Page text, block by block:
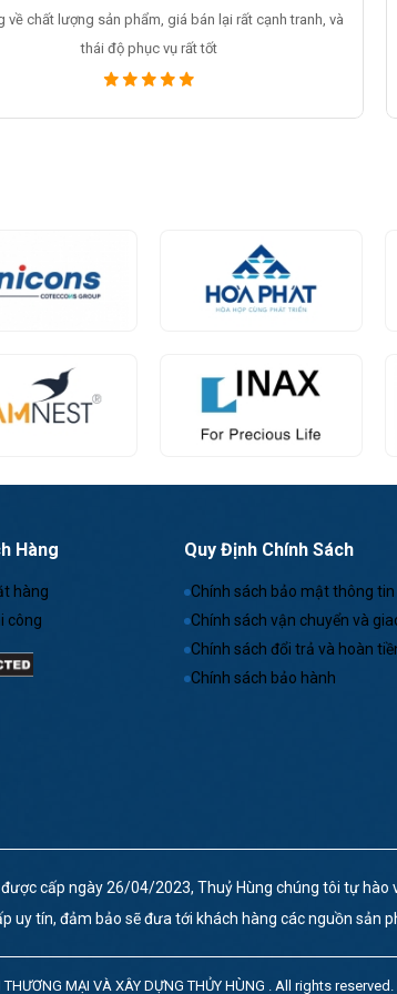
sự rất hài lòng về chất lượng sản phẩm và chất lượng
dịch vụ, thái độ phục vụ khách hàng là rất tốt
Hàng
hàng
công
Quy Định Chính Sách
Chính sách bảo mật thông tin
Chính sách vận chuyển và
Chính sách đổi trả và hoàn
Chính sách bảo hành
được cấp ngày 26/04/2023, Thuỷ Hùng chúng tôi tự
uy tín, đảm bảo sẽ đưa tới khách hàng các nguồn sản
THƯƠNG MẠI VÀ XÂY DỰNG THỦY HÙNG . All rights reserved.